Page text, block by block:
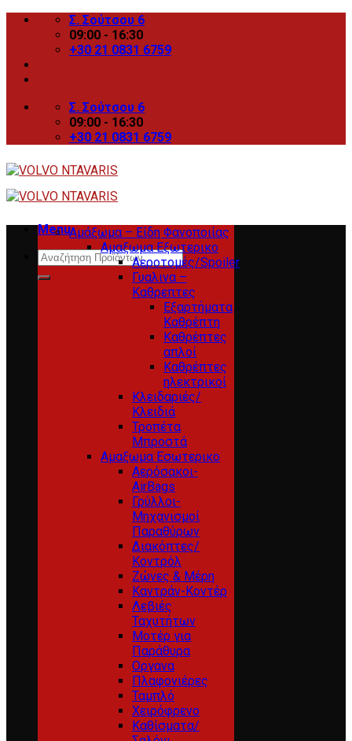
Skip
Σ. Σούτσου 6
09:00 - 16:30
+30 21 0831 6759
Σ. Σούτσου 6
09:00 - 16:30
+30 21 0831 6759
Menu
Search
for:
Αμάξωμα – Είδη Φανοποιίας
Αμαξωμα Εξωτερικο
Αεροτομές/Spoiler
Γυαλινα –
Καθρεπτες
Εξαρτήματα
Καθρέπτη
Καθρέπτες
απλοί
Καθρέπτες
ηλεκτρικοί
Κλειδαριές/
Κλειδιά
Τροπέτα
Μπροστά
Αμαξωμα Εσωτερικο
Αερόσακοι-
AirBags
Γρύλλοι-
Μηχανισμοί
Παραθύρων
Διακόπτες/
Κοντρόλ
Ζώνες & Μέρη
Καντράν-Κοντέρ
Λεβιές
Ταχυτήτων
Μοτέρ για
Παράθυρα
Οργανα
Πλαφονιέρες
Ταμπλό
Χειρόφρενο
Καθίσματα/